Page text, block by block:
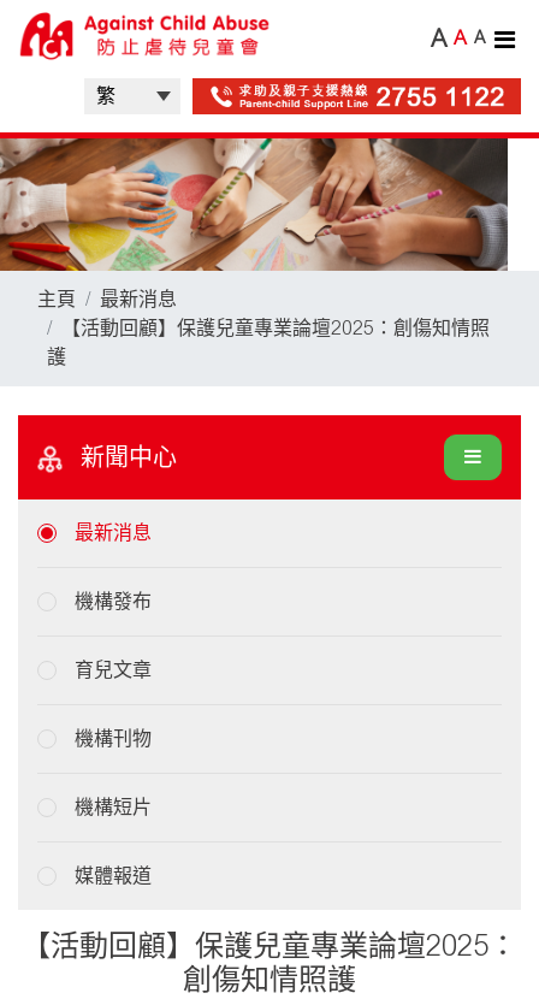
A A A
主頁
最新消息
【活動回顧】保護兒童專業論壇2025：創傷知情照
護
新聞中心
最新消息
機構發布
育兒文章
機構刊物
機構短片
媒體報道
【活動回顧】保護兒童專業論壇2025：
創傷知情照護